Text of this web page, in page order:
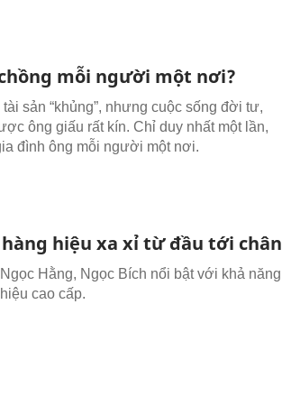
mỗi người một nơi?
sản “khủng”, nhưng cuộc sống đời tư,
ông giấu rất kín. Chỉ duy nhất một lần,
đình ông mỗi người một nơi.
hiệu xa xỉ từ đầu tới chân
Hằng, Ngọc Bích nổi bật với khả năng
cao cấp.